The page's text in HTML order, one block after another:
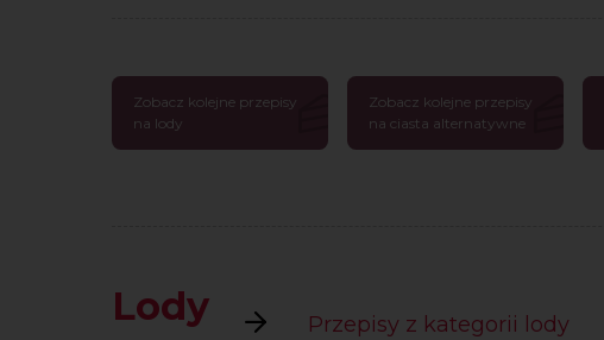
Zobacz kolejne przepisy
na lody
Zobacz kolejne przepisy
na ciasta alternatywne
Lody Przepisy z kategorii lody